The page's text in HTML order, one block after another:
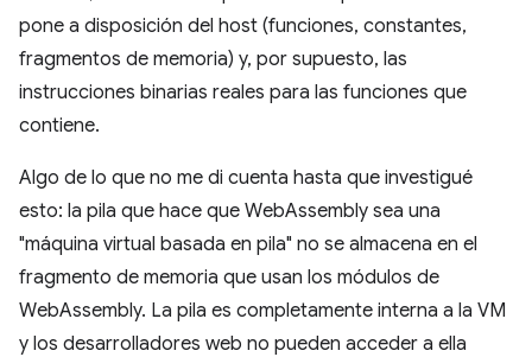
pone a disposición del host (funciones, constantes,
fragmentos de memoria) y, por supuesto, las
instrucciones binarias reales para las funciones que
contiene.
Algo de lo que no me di cuenta hasta que investigué
esto: la pila que hace que WebAssembly sea una
"máquina virtual basada en pila" no se almacena en el
fragmento de memoria que usan los módulos de
WebAssembly. La pila es completamente interna a la VM
y los desarrolladores web no pueden acceder a ella